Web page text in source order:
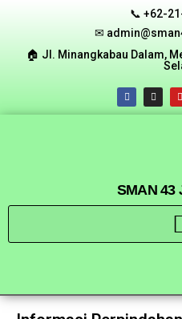
📞 +62-
✉
🏠︎ Jl. Minangkabau Dalam,
SMAN 43